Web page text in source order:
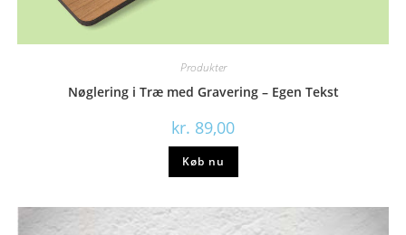
Produkter
Nøglering i Træ med Gravering – Egen Tekst
kr. 89,00
Køb nu